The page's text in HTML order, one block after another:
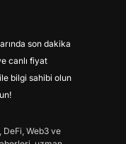
son dakika
canlı fiyat
bilgi sahibi olun
DeFi, Web3 ve